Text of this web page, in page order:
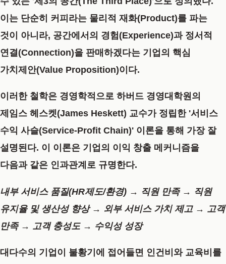
이는 단순히 커피라는 물리적 재화(Product)를 파는
것이 아니라, 공간에서의 경험(Experience)과 정서적
연결(Connection)을 판매하겠다는 기업의 핵심
가치제안(Value Proposition)이다.
이러한 철학은 경영학적으로 하버드 경영대학원의
제임스 헤스켓(James Heskett) 교수가 정립한 '서비스
수익 사슬(Service-Profit Chain)' 이론을 통해 가장 잘
설명된다. 이 이론은 기업의 이익 창출 메커니즘을
다음과 같은 인과관계로 규명한다.
내부 서비스 품질(HR제도/환경) → 직원 만족 → 직원
유지율 및 생산성 향상 → 외부 서비스 가치 제고 → 고객
만족 → 고객 충성도 → 수익성 성장
대다수의 기업이 불황기에 접어들면 인건비와 교육비를